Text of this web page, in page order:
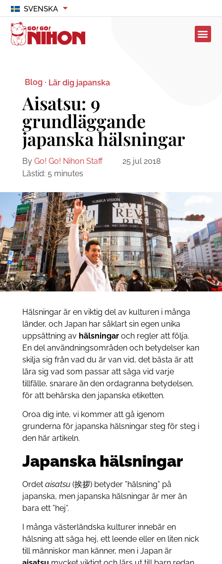
SVENSKA
Blog · Lär dig japanska
Aisatsu: 9
grundläggande
japanska hälsningar
By Go! Go! Nihon Staff
25 jul 2018
Lästid: 5 minutes
Hälsningar är en viktig del av kulturen i många
länder, och Japan har såklart sin egen unika
uppsättning av hälsningaroch regler att följa.
En del användningsområden och betydelser kan
skilja sig från vad du är van vid, det bästa är att
lära sig vad som passar att säga vid varje
tillfälle, snarare än den ordagranna betydelsen,
för att behärska den japanska etiketten.
Oroa dig inte, vi kommer att gå igenom
grunderna för japanska hälsningar steg för steg i
den här artikeln.
Japanska hälsningar
Ordet aisatsu(挨拶) betyder ”hälsning” på
japanska, men japanska hälsningar är mer än
bara ett ”hej”.
I många västerländska kulturer innebär en
hälsning att säga hej, ett leende eller en liten nick
till människor man känner, men i Japan är